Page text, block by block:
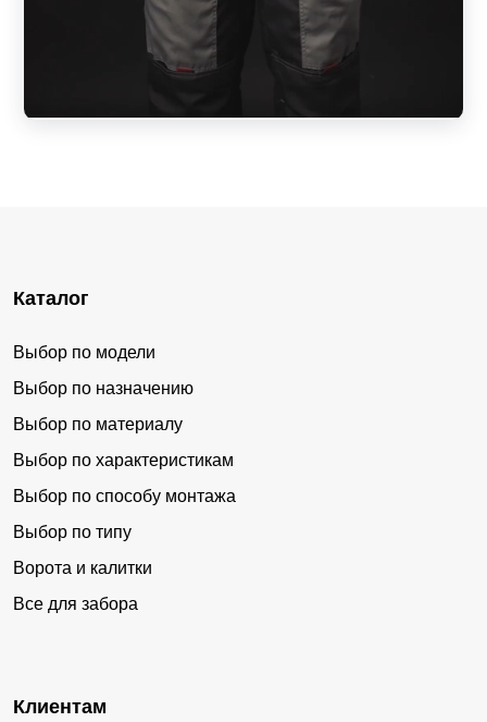
Каталог
Выбор по модели
Выбор по назначению
Выбор по материалу
Выбор по характеристикам
Выбор по способу монтажа
Выбор по типу
Ворота и калитки
Все для забора
Клиентам